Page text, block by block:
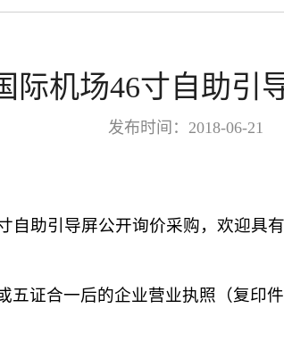
际机场46寸自助引
发布时间：2018-06-21
自助引导屏公开询价采购，欢迎具
证合一后的企业营业执照（复印件